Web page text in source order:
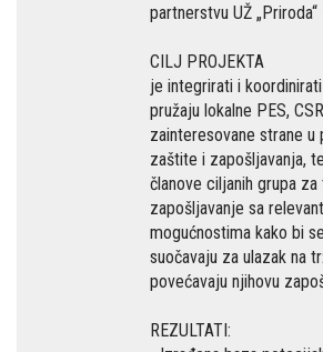
partnerstvu UŽ
CILJ PROJEKTA
je integrirati i
pružaju lokalne PES,
zainteresovane strane u
zaštite i zapošljavanja,
članove ciljanih grupa za
zapošljavanje sa
mogućnostima kako bi
suočavaju za ulazak na
povećavaju njihovu
REZULTATI: